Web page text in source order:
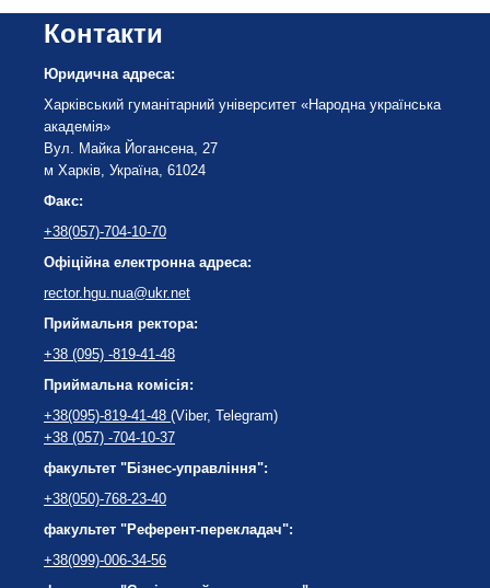
Контакти
Юридична адреса:
Харківський гуманітарний університет «Народна українська
академія»
Вул. Майка Йогансена, 27
м Харків, Україна, 61024
Факс:
+38(057)-704-10-70
Офіційна електронна адреса:
rector.hgu.nua@ukr.net
Приймальня ректора:
+38 (095) -819-41-48
Приймальна комісія:
+38(095)-819-41-48 (Viber, Telegram)
+38 (057) -704-10-37
факультет "Бізнес-управління":
+38(050)-768-23-40
факультет "Референт-перекладач":
+38(099)-006-34-56